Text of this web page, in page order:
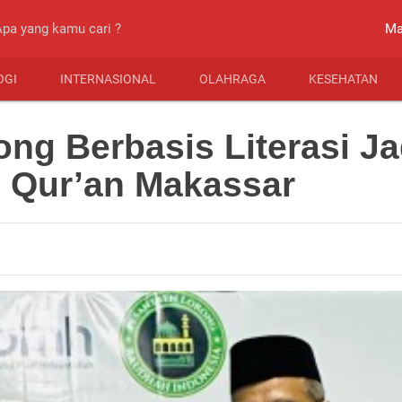
INTERNASIONAL OLAHRAGA KESEHATAN
Berbasis Literasi
Makassar